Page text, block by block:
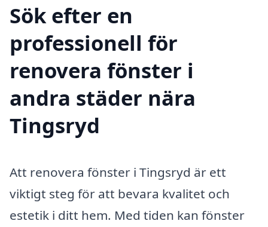
Sök efter en
professionell för
renovera fönster i
andra städer nära
Tingsryd
Att renovera fönster i Tingsryd är ett
viktigt steg för att bevara kvalitet och
estetik i ditt hem. Med tiden kan fönster